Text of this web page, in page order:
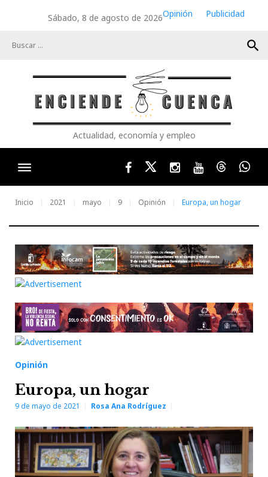
Sábado, 8 de agosto de 2026Opinión
Publicidad
search
Actualidad, economía y empleo
FacebookTwitterInstagram
YoutubeThreads
Inicio 2021 mayo 9 Opinión Europa, un hogar
Opinión
Europa, un hogar
9 de mayo de 2021 Rosa Ana Rodríguez